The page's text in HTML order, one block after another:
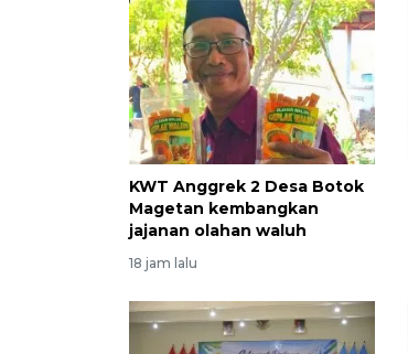
KWT Anggrek 2 Desa Botok
Magetan kembangkan
jajanan olahan waluh
18 jam lalu